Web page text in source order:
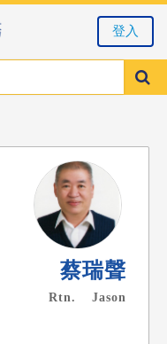
登入
蔡瑞聲
Rtn. Jason